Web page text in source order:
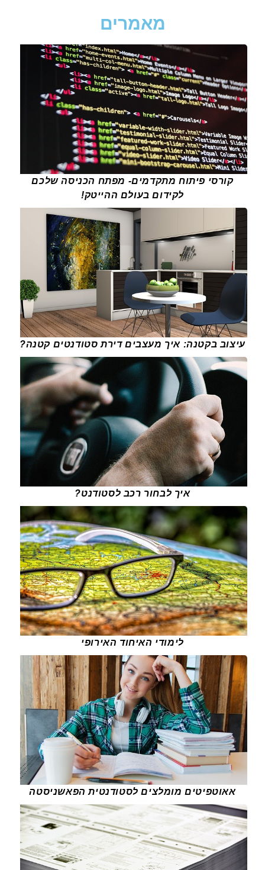
מאמרים
קורסי פיתוח מתקדמים- מפתח הכניסה שלכם
לקידום בעולם ההייטק!
עיצוב בקטנה: איך מעצבים דירת סטודנטים קטנה?
איך לבחור רכב לסטודנט?
לימודי האיחוד האירופי
אאוטפיטים מומלצים לסטודנטית הפאשניסטה